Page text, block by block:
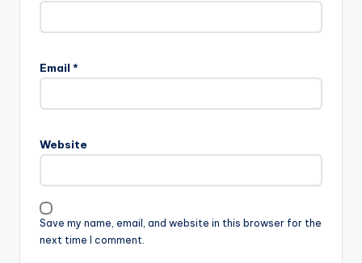
Email *
Website
Save my name, email, and website in this browser for the
next time I comment.